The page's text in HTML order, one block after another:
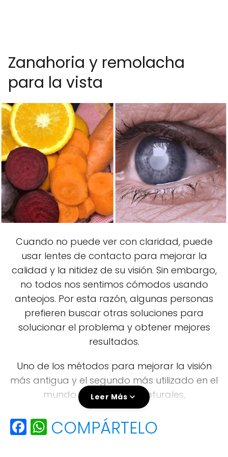
Zanahoria y remolacha
para la vista
Cuando no puede ver con claridad, puede
usar lentes de contacto para mejorar la
calidad y la nitidez de su visión. Sin embargo,
no todos nos sentimos cómodos usando
anteojos. Por esta razón, algunas personas
prefieren buscar otras soluciones para
solucionar el problema y obtener mejores
resultados.
Uno de los métodos para mejorar la visión
más antigua y el segundo más utilizado en el
mundo son los jugos naturales,
especialmente el jugo de zanahoria y
remolacha. Porque contienen todos los
ingredientes necesarios para la visión y
Leer Más
F
a
W
COMPÁRTELO